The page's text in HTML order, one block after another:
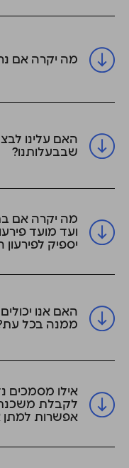
מה יקרה אם
האם עלינו
שבבעלותנו?
מה יקרה אם
ועד מועד
יספיק לפירעון
האם אנו
ממנה בכל
אילו מסמכים
לקבלת
אפשרות למתן